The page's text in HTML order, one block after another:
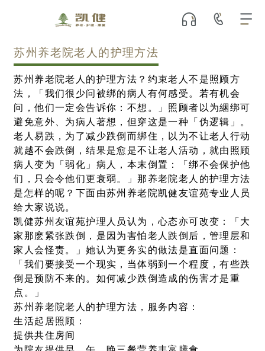
苏州养老院老人的护理方法
苏州养老院老人的护理方法？约束老人不是照顾方
法，「我们很少问被绑的病人有何感受。若有机会
问，他们一定会告诉你：不想。」照顾者以为綑绑可
避免意外、为病人著想，但穿这是一种「伪逻辑」。
老人易跌，为了减少跌倒而绑住，以为不让老人行动
就越不会跌倒，结果是愈是不让老人活动，就由照顾
病人变为「弱化」病人，本末倒置：「绑不会保护他
们，只会令他们更衰弱。」那养老院老人的护理方法
是怎样的呢？下面由苏州养老院凯健友谊苑专业人员
给大家说说。
凯健苏州友谊苑护理人员认为，心态亦可改变：「大
家那麽紧张跌倒，是因为害怕老人跌倒后，管理层和
家人会怪责。」她认为更务实的做法是直面问题：
「我们要接受一个现实，当体弱到一个程度，有些跌
倒是预防不来的。如何减少跌倒造成的伤害才是重
点。」
苏州养老院老人的护理方法，服务内容：
生活起居照顾：
提供共住房间